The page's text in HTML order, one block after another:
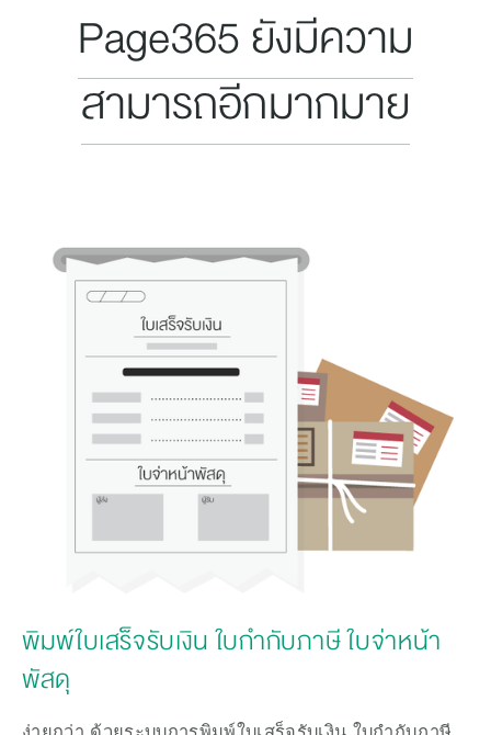
Page365 ยังมีความ
สามารถอีกมากมาย
พิมพ์ใบเสร็จรับเงิน ใบกำกับภาษี ใบจ่าหน้า
พัสดุ